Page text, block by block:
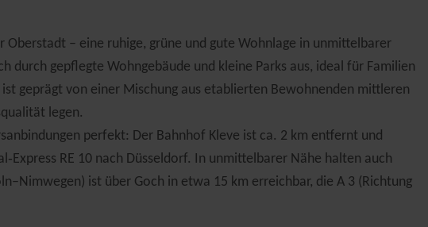
Oberstadt – eine ruhige, grüne und gute Wohnlage in unmittelbarer
durch gepflegte Wohngebäude und kleine Parks aus, ideal für Familien
geprägt von einer Mischung aus etablierten Bewohnenden mittleren
legen.
perfekt: Der Bahnhof Kleve ist ca. 2 km entfernt und
RE 10 nach Düsseldorf. In unmittelbarer Nähe halten auch
ist über Goch in etwa 15 km erreichbar, die A 3 (Richtung